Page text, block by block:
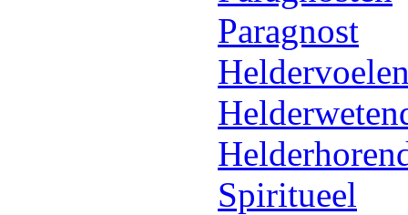
Paragnost
Spiritueel